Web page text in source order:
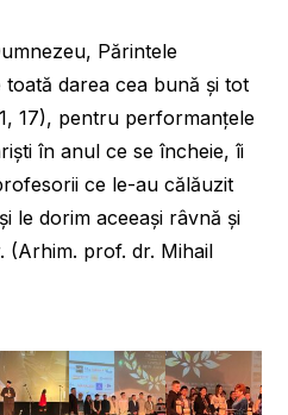
Părintele
darea cea bună și tot
17), pentru performanțele
în anul ce se încheie, îi
ce le-au călăuzit
le dorim aceeași râvnă și
(Arhim. prof. dr. Mihail